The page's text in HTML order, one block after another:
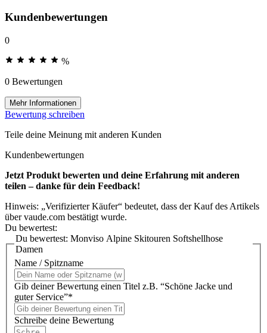
Kundenbewertungen
0
%
0 Bewertungen
Mehr Informationen
Bewertung schreiben
Teile deine Meinung mit anderen Kunden
Kundenbewertungen
Jetzt Produkt bewerten und deine Erfahrung mit anderen
teilen – danke für dein Feedback!
Hinweis: „Verifizierter Käufer“ bedeutet, dass der Kauf des Artikels
über vaude.com bestätigt wurde.
Du bewertest:
Du bewertest: Monviso Alpine Skitouren Softshellhose
Damen
Name / Spitzname
Gib deiner Bewertung einen Titel z.B. “Schöne Jacke und
guter Service”*
Schreibe deine Bewertung